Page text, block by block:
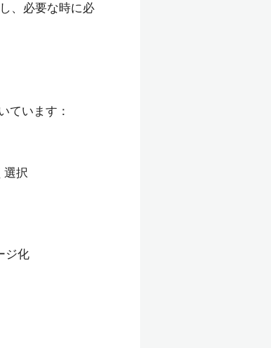
、必要な時に必
ています：
選択
ジ化